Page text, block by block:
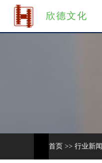
欣德文化
首页 >> 行业新闻